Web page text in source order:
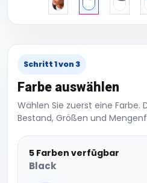
Schritt 1 von 3
Farbe auswählen
Wählen Sie zuerst eine Farbe.
Bestand, Größen und
5 Farben verfügbar
Black